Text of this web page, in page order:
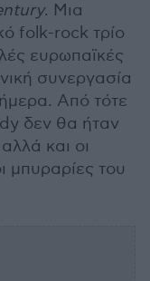
. Μια
folk-rock τρίο
ευρωπαϊκές
συνεργασία
Από τότε
δεν θα ήταν
και οι
μπυραρίες του